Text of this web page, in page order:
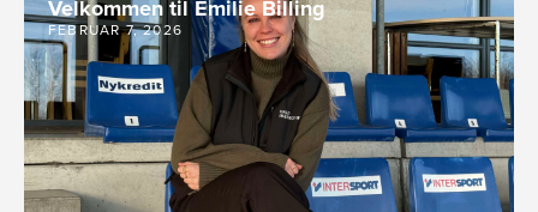
Velkommen til Emilie Billing
FEBRUAR 7, 2026